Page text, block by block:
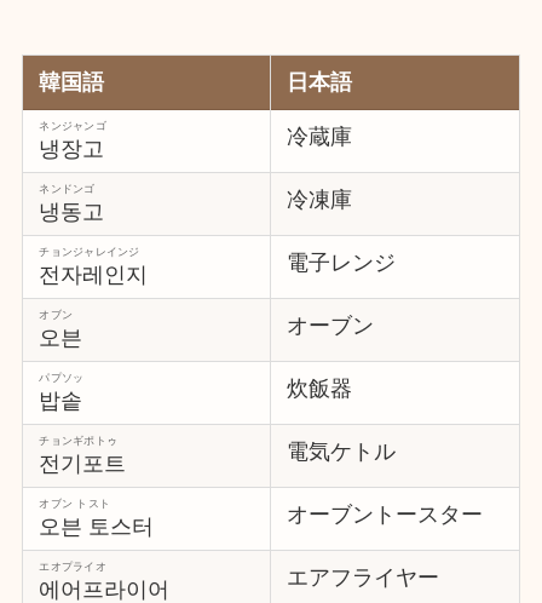
韓国語 日本語
냉장고
ネンジャンゴ 冷蔵庫
냉동고
ネンドンゴ 冷凍庫
전자레인지
チョンジャレインジ 電子レンジ
오븐
オブン オーブン
밥솥
パプソッ 炊飯器
전기포트
チョンギポトゥ 電気ケトル
오븐 토스터
オブン トスト オーブントースター
에어프라이어
エオプライオ エアフライヤー